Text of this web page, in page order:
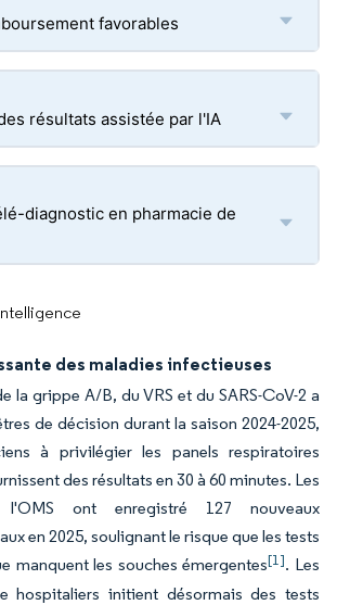
favorables
résultats assistée par l'IA
diagnostic en pharmacie de
des maladies infectieuses
la grippe A/B, du VRS et du SARS-CoV-2 a
de décision durant la saison 2024-2025,
à privilégier les panels respiratoires
des résultats en 30 à 60 minutes. Les
l'OMS ont enregistré 127 nouveaux
en 2025, soulignant le risque que les tests
manquent les souches émergentes[1]. Les
hospitaliers initient désormais des tests